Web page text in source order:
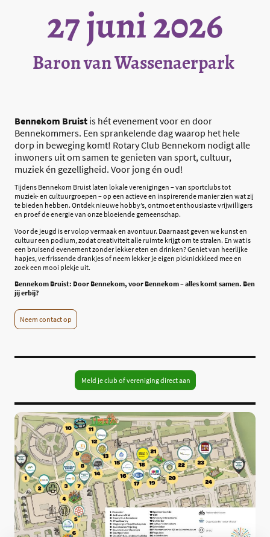
27 juni 2026
Baron van Wassenaerpark
Bennekom Bruist is hét evenement voor en door
Bennekommers. Een sprankelende dag waarop het hele
dorp in beweging komt! Rotary Club Bennekom nodigt alle
inwoners uit om samen te genieten van sport, cultuur,
muziek én gezelligheid. Voor jong én oud!
Tijdens Bennekom Bruist laten lokale verenigingen – van sportclubs tot
muziek- en cultuurgroepen – op een actieve en inspirerende manier zien wat zij
te bieden hebben. Ontdek nieuwe hobby’s, ontmoet enthousiaste vrijwilligers
en proef de energie van onze bloeiende gemeenschap.
Voor de jeugd is er volop vermaak en avontuur. Daarnaast geven we kunst en
cultuur een podium, zodat creativiteit alle ruimte krijgt om te stralen. En wat is
een bruisend evenement zonder lekker eten en drinken? Geniet van heerlijke
hapjes, verfrissende drankjes of neem lekker je eigen picknickkleed mee en
zoek een mooi plekje uit.
Bennekom Bruist: Door Bennekom, voor Bennekom – alles komt samen. Ben
jij erbij?
Neem contact op
Meld je club of vereniging direct aan